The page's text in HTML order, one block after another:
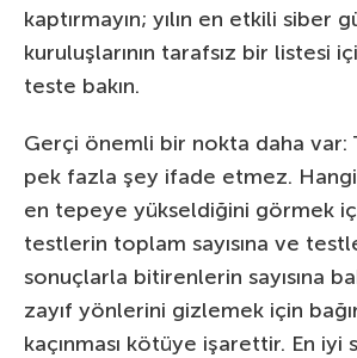
kaptırmayın; yılın en etkili siber
kuruluşlarının tarafsız bir listesi
teste bakın.
Gerçi önemli bir nokta daha var:
pek fazla şey ifade etmez.
en tepeye yükseldiğini görmek
testlerin toplam sayısına ve
sonuçlarla bitirenlerin sayısına
zayıf yönlerini gizlemek için
kaçınması kötüye işarettir. En iyi